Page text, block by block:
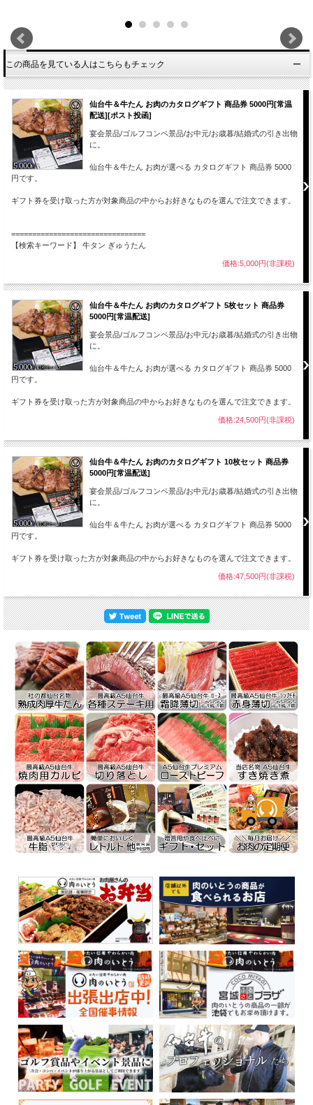
この商品を見ている人はこちらもチェック
仙台牛＆牛たん お肉のカタログギフト 商品券 5000円[常温
配送][ポスト投函]
宴会景品/ゴルフコンペ景品/お中元/お歳暮/結婚式の引き出物
に。
仙台牛＆牛たん お肉が選べる カタログギフト 商品券 5000
円です。
ギフト券を受け取った方が対象商品の中からお好きなものを選んで注文できます。
================================
【検索キーワード】 牛タン ぎゅうたん
価格:5,000円(非課税)
仙台牛＆牛たん お肉のカタログギフト 5枚セット 商品券
5000円[常温配送]
宴会景品/ゴルフコンペ景品/お中元/お歳暮/結婚式の引き出物
に。
仙台牛＆牛たん お肉が選べる カタログギフト 商品券 5000
円です。
ギフト券を受け取った方が対象商品の中からお好きなものを選んで注文できます。
価格:24,500円(非課税)
仙台牛＆牛たん お肉のカタログギフト 10枚セット 商品券
5000円[常温配送]
宴会景品/ゴルフコンペ景品/お中元/お歳暮/結婚式の引き出物
に。
仙台牛＆牛たん お肉が選べる カタログギフト 商品券 5000
円です。
ギフト券を受け取った方が対象商品の中からお好きなものを選んで注文できます。
価格:47,500円(非課税)